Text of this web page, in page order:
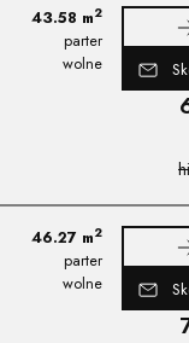
43.58 m2
parter
wolne
46.27 m2
parter
wolne